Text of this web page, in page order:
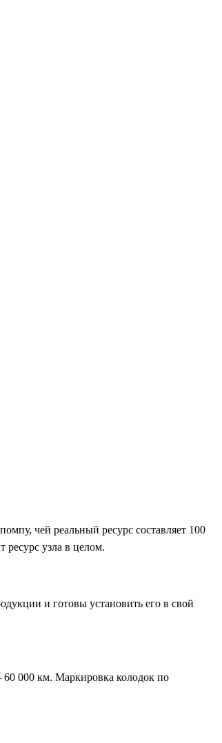
чей реальный ресурс составляет 100
ресурс узла в целом.
и готовы установить его в свой
60 000 км. Маркировка колодок по